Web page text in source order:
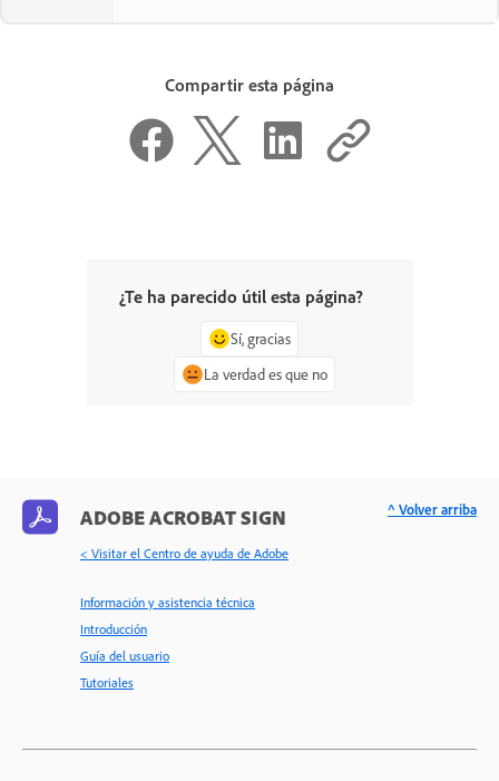
Compartir esta página
¿Te ha parecido útil esta página?
Sí, gracias
La verdad es que no
ADOBE ACROBAT SIGN
< Visitar el Centro de ayuda de Adobe
Información y asistencia técnica
Introducción
Guía del usuario
Tutoriales
^ Volver arriba